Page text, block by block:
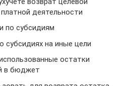
деятельности
по субсидиям
субсидиях на иные цели
остатки
в бюджет